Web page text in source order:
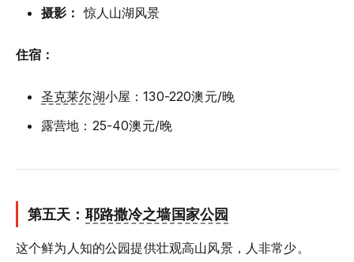
摄影： 惊人山湖风景
住宿：
圣克莱尔湖小屋：130-220澳元/晚
露营地：25-40澳元/晚
第五天：耶路撒冷之墙国家公园
这个鲜为人知的公园提供壮观高山风景，人非常少。